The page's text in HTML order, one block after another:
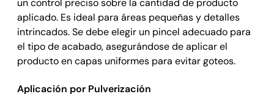
un control preciso sobre la cantidad de producto
aplicado. Es ideal para áreas pequeñas y detalles
intrincados. Se debe elegir un pincel adecuado para
el tipo de acabado, asegurándose de aplicar el
producto en capas uniformes para evitar goteos.
Aplicación por Pulverización